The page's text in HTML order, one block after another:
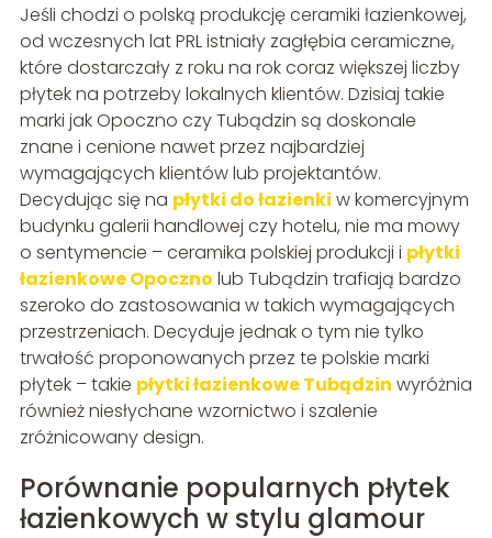
Jeśli chodzi o polską produkcję ceramiki łazienkowej,
od wczesnych lat PRL istniały zagłębia ceramiczne,
które dostarczały z roku na rok coraz większej liczby
płytek na potrzeby lokalnych klientów. Dzisiaj takie
marki jak Opoczno czy Tubądzin są doskonale
znane i cenione nawet przez najbardziej
wymagających klientów lub projektantów.
Decydując się na płytki do łazienki w komercyjnym
budynku galerii handlowej czy hotelu, nie ma mowy
o sentymencie – ceramika polskiej produkcji i płytki
łazienkowe Opoczno lub Tubądzin trafiają bardzo
szeroko do zastosowania w takich wymagających
przestrzeniach. Decyduje jednak o tym nie tylko
trwałość proponowanych przez te polskie marki
płytek – takie płytki łazienkowe Tubądzin wyróżnia
również niesłychane wzornictwo i szalenie
zróżnicowany design.
Porównanie popularnych płytek
łazienkowych w stylu glamour